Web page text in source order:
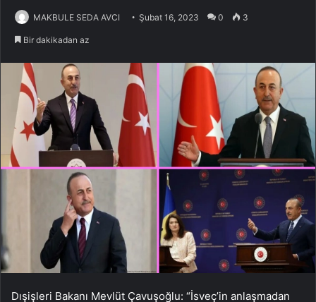
MAKBULE SEDA AVCI Şubat 16, 2023 0 3
Bir dakikadan az
Dışişleri Bakanı Mevlüt Çavuşoğlu: “İsveç’in anlaşmadan